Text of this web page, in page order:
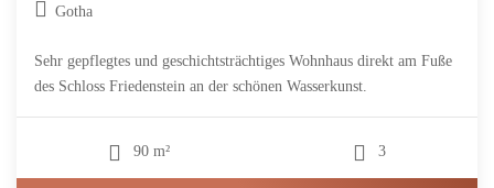
Gotha
Sehr gepflegtes und geschichtsträchtiges Wohnhaus direkt am Fuße
des Schloss Friedenstein an der schönen Wasserkunst.
90 m² 3